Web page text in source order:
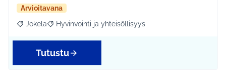
Arvioitavana
Rajaa tulokset aihepiirin mukaan: Jokela
Jokela Rajaa tulokset teeman mukaan: Hyvinvointi ja
Hyvinvointi ja yhteisöllisyys
Tutustu